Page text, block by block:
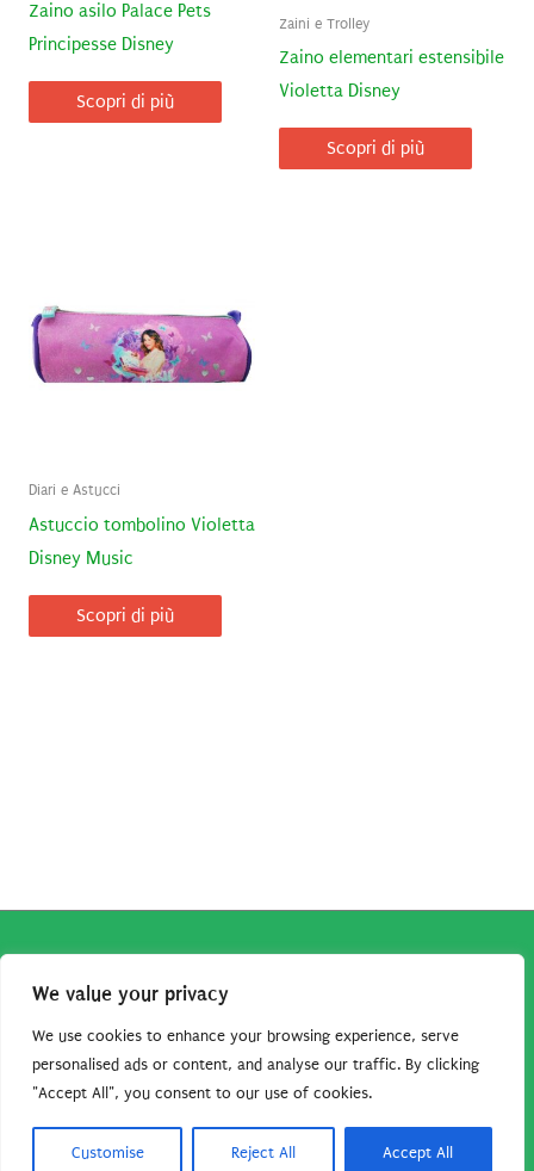
We value your privacy
We use cookies to enhance your browsing experience, serve
personalised ads or content, and analyse our traffic. By clicking
"Accept All", you consent to our use of cookies.
Customise Reject All Accept All
Zaino asilo Palace Pets
Principesse Disney
Scopri di più
Zaini e Trolley
Zaino elementari estensibile
Violetta Disney
Scopri di più
Diari e Astucci
Astuccio tombolino Violetta
Disney Music
Scopri di più
associato Amazon percepisce dei ricavi da acquisti idonei.
Tutti i guadagni sono direttamente reinvestiti in questo sito
per continuare a condividere tutorial e risorse per gli amanti
dei cartoon. Grazie per il vostro sostegno!
Barbara Basso - P. Iva 09792641004